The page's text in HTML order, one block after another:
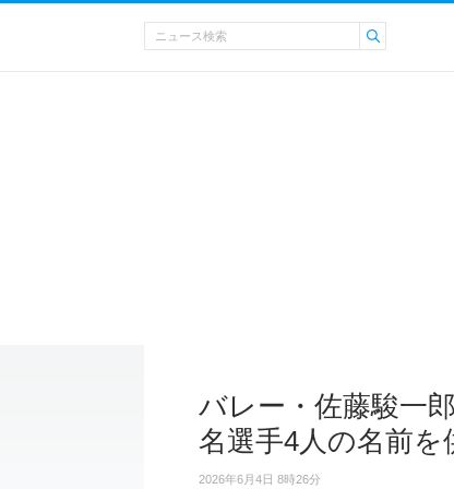
バレー・佐藤駿一
名選手4人の名前を
2026年6月4日 8時26分